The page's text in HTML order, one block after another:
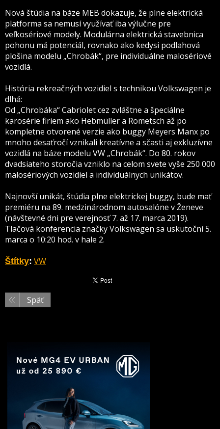
Nová štúdia na báze MEB dokazuje, že plne elektrická
platforma sa nemusí využívať iba výlučne pre
veľkosériové modely. Modulárna elektrická stavebnica
pohonu má potenciál, rovnako ako kedysi podlahová
plošina modelu „Chrobák“, pre individuálne malosériové
vozidlá.
História rekreačných vozidiel s technikou Volkswagen je
dlhá:
Od „Chrobáka“ Cabriolet cez zvláštne a špeciálne
karosérie firiem ako Hebmüller a Rometsch až po
kompletne otvorené verzie ako buggy Meyers Manx po
mnoho desaťročí vznikali kreatívne a sčasti aj exkluzívne
vozidlá na báze modelu VW „Chrobák“. Do 80. rokov
dvadsiateho storočia vzniklo na celom svete vyše 250 000
malosériových vozidiel a individuálnych unikátov.
Najnovší unikát, štúdia plne elektrickej buggy, bude mať
premiéru na 89. medzinárodnom autosalóne v Ženeve
(návštevné dni pre verejnosť 7. až 17. marca 2019).
Tlačová konferencia značky Volkswagen sa uskutoční 5.
marca o 10:20 hod. v hale 2.
Štítky: VW
Späť